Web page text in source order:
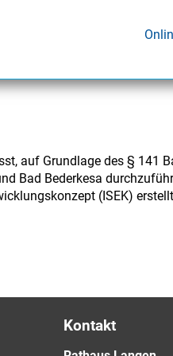
auf Grundlage des § 141
Bad Bederkesa
(ISEK)
Kontakt